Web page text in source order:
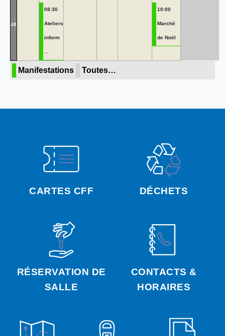
CARTES CFF DÉCHETS
RÉSERVATION DE
SALLE
CONTACTS &
HORAIRES
48
08:30
Ateliers
inform
...
10:00
Marché
de Noël
Manifestations Toutes…